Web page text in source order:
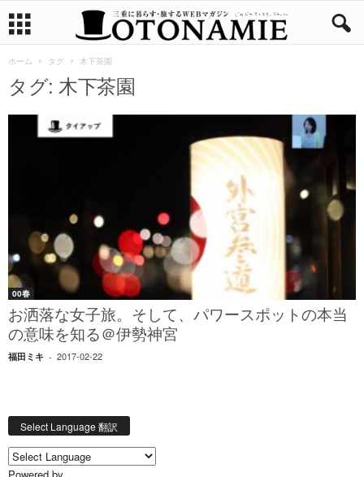
ホーム タグ 木下茶園
タグ: 木下茶園
00春
お洒落な女子旅。そして、パワースポットの本当
の意味を知る＠伊勢神宮
福田ミキ - 2017-02-22
Select Language 翻訳